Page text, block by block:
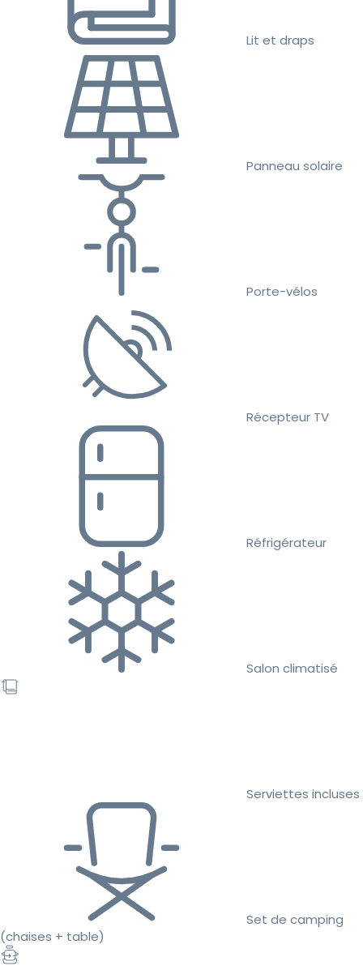
Lit et draps
Panneau solaire
Porte-vélos
Récepteur TV
Réfrigérateur
Salon climatisé
Serviettes incluses
Set de camping
(chaises + table)